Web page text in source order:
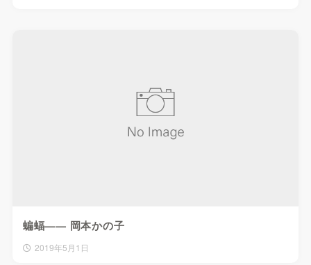
蝙蝠—— 岡本かの子
2019年5月1日